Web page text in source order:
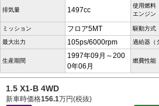
排気量 1497cc
使用燃料
エンジン
ミッション フロア5MT 駆動方式
最大出力 105ps/6000rpm 過給器（
生産期間
1997年09月～200
0年06月
燃費性能
1.5 X1-B 4WD
新車時価格156.1万円(税抜)